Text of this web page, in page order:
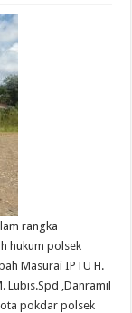
rangka
hukum polsek
Masurai IPTU H.
Lubis.Spd ,Danramil
pokdar polsek